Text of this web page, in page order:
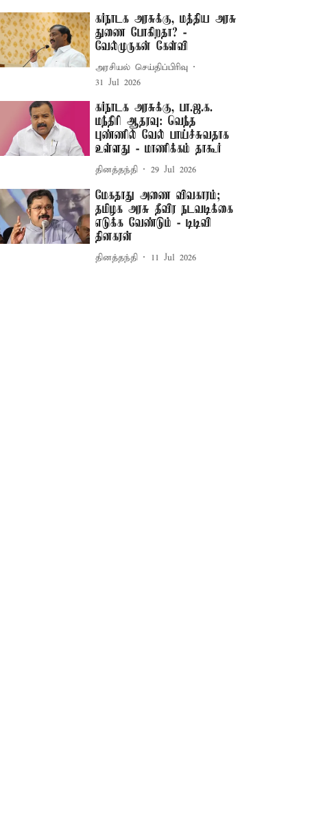
கர்நாடக அரசுக்கு, மத்திய அரசு
துணை போகிறதா? -
வேல்முருகன் கேள்வி
அரசியல் செய்திப்பிரிவு
31 Jul 2026
கர்நாடக அரசுக்கு, பா.ஜ.க.
மந்திரி ஆதரவு: வெந்த
புண்ணில் வேல் பாய்ச்சுவதாக
உள்ளது - மாணிக்கம் தாகூர்
தினத்தந்தி 29 Jul 2026
மேகதாது அணை விவகாரம்;
தமிழக அரசு தீவிர நடவடிக்கை
எடுக்க வேண்டும் - டிடிவி
தினகரன்
தினத்தந்தி 11 Jul 2026